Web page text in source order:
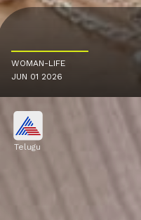
WOMAN-LIFE
JUN 01 2026
Telugu